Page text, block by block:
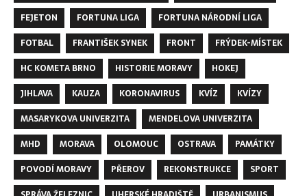
FEJETON
FORTUNA LIGA
FORTUNA NÁRODNÍ LIGA
FOTBAL
FRANTIŠEK SYNEK FRONT
FRÝDEK-MÍSTEK
HC KOMETA BRNO
HISTORIE MORAVY
HOKEJ
JIHLAVA
KAUZA KORONAVIRUS KVÍZ
KVÍZY
MASARYKOVA UNIVERZITA
MENDELOVA UNIVERZITA
MHD
MORAVA OLOMOUC OSTRAVA
PAMÁTKY
POVODÍ MORAVY
PŘEROV REKONSTRUKCE
SPORT